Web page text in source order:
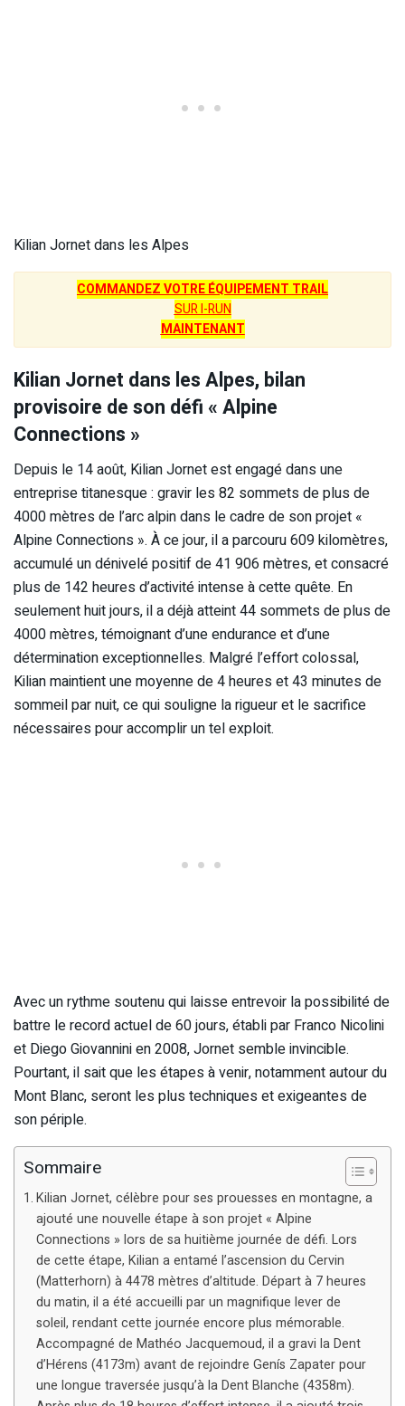
Kilian Jornet dans les Alpes
COMMANDEZ VOTRE ÉQUIPEMENT TRAIL
SUR I-RUN
MAINTENANT
Kilian Jornet dans les Alpes, bilan
provisoire de son défi « Alpine
Connections »
Depuis le 14 août, Kilian Jornet est engagé dans une
entreprise titanesque : gravir les 82 sommets de plus de
4000 mètres de l’arc alpin dans le cadre de son projet «
Alpine Connections ». À ce jour, il a parcouru 609 kilomètres,
accumulé un dénivelé positif de 41 906 mètres, et consacré
plus de 142 heures d’activité intense à cette quête. En
seulement huit jours, il a déjà atteint 44 sommets de plus de
4000 mètres, témoignant d’une endurance et d’une
détermination exceptionnelles. Malgré l’effort colossal,
Kilian maintient une moyenne de 4 heures et 43 minutes de
sommeil par nuit, ce qui souligne la rigueur et le sacrifice
nécessaires pour accomplir un tel exploit.
Avec un rythme soutenu qui laisse entrevoir la possibilité de
battre le record actuel de 60 jours, établi par Franco Nicolini
et Diego Giovannini en 2008, Jornet semble invincible.
Pourtant, il sait que les étapes à venir, notamment autour du
Mont Blanc, seront les plus techniques et exigeantes de
son périple.
Sommaire
Kilian Jornet, célèbre pour ses prouesses en montagne, a
ajouté une nouvelle étape à son projet « Alpine
Connections » lors de sa huitième journée de défi. Lors
de cette étape, Kilian a entamé l’ascension du Cervin
(Matterhorn) à 4478 mètres d’altitude. Départ à 7 heures
du matin, il a été accueilli par un magnifique lever de
soleil, rendant cette journée encore plus mémorable.
Accompagné de Mathéo Jacquemoud, il a gravi la Dent
d’Hérens (4173m) avant de rejoindre Genís Zapater pour
une longue traversée jusqu’à la Dent Blanche (4358m).